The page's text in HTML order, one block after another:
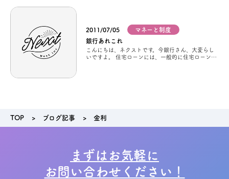
チーム紹介
アクセス
キャンペーン
2011/07/05
マネーと制度
銀行あれこれ
こんにちは、ネクストです。今銀行さん、大変らし
いですよ。 住宅ローンには、一般的に住宅ローンと
TOP ブログ記事 金利
まずはお気軽に
お問い合わせください！